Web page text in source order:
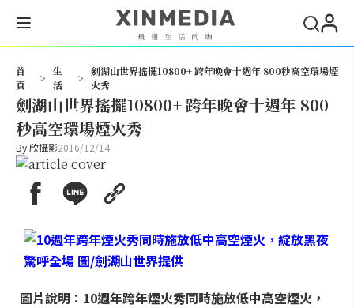
首
頁
>
生
活
>
劍湖山世界搖擺10800+ 跨年晚會十週年 800秒高空環場煙
火秀
劍湖山世界搖擺10800+ 跨年晚會十週年 800
秒高空環場煙火秀
By欣攝影2016/12/14
圖片說明：10週年跨年煙火秀同時施放低中高空煙火，